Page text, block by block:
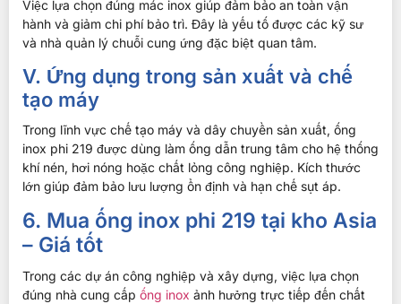
Việc lựa chọn đúng mác inox giúp đảm bảo an toàn vận
hành và giảm chi phí bảo trì. Đây là yếu tố được các kỹ sư
và nhà quản lý chuỗi cung ứng đặc biệt quan tâm.
V. Ứng dụng trong sản xuất và chế
tạo máy
Trong lĩnh vực chế tạo máy và dây chuyền sản xuất, ống
inox phi 219 được dùng làm ống dẫn trung tâm cho hệ thống
khí nén, hơi nóng hoặc chất lỏng công nghiệp. Kích thước
lớn giúp đảm bảo lưu lượng ổn định và hạn chế sụt áp.
6. Mua ống inox phi 219 tại kho Asia
– Giá tốt
Trong các dự án công nghiệp và xây dựng, việc lựa chọn
đúng nhà cung cấp ống inox ảnh hưởng trực tiếp đến chất